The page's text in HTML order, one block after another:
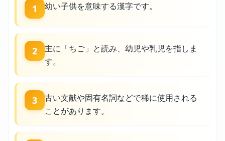
1 幼い子供を意味する漢字です。
2
主に「ちご」と読み、幼児や乳児を指しま
す。
3
古い文献や固有名詞などで稀に使用される
ことがあります。